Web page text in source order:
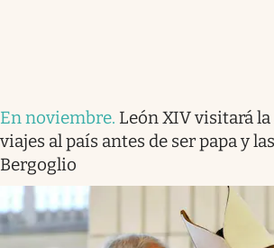
En noviembre. León XIV visitará
viajes al país antes de ser papa y
Bergoglio